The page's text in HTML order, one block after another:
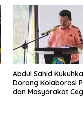
Abdul Sahid
Dorong Kolaborasi
dan Masyarakat